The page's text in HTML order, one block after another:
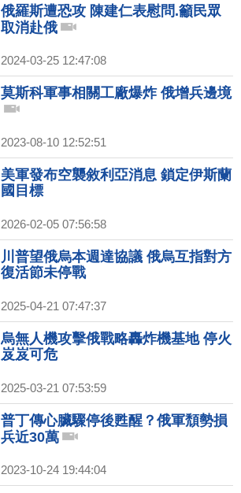
俄羅斯遭恐攻 陳建仁表慰問.籲民眾
取消赴俄
2024-03-25 12:47:08
莫斯科軍事相關工廠爆炸 俄增兵邊境
2023-08-10 12:52:51
美軍發布空襲敘利亞消息 鎖定伊斯蘭
國目標
2026-02-05 07:56:58
川普望俄烏本週達協議 俄烏互指對方
復活節未停戰
2025-04-21 07:47:37
烏無人機攻擊俄戰略轟炸機基地 停火
岌岌可危
2025-03-21 07:53:59
普丁傳心臟驟停後甦醒？俄軍頹勢損
兵近30萬
2023-10-24 19:44:04